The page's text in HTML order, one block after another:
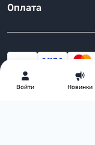
Войти Новинки
Оплата